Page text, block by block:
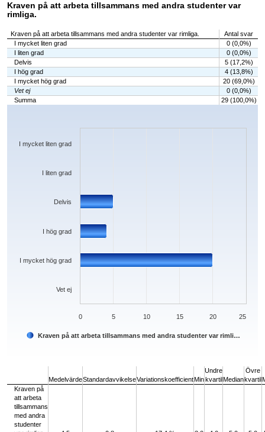
Kraven på att arbeta tillsammans med andra studenter var
rimliga.
Kraven på att arbeta tillsammans med andra studenter var rimliga.
Antal svar
I mycket liten grad
0 (0,0%)
I liten grad
0 (0,0%)
Delvis
5 (17,2%)
I hög grad
4 (13,8%)
I mycket hög grad
20 (69,0%)
Vet ej
0 (0,0%)
Summa
29 (100,0%)
Chart
The chart has 1 X axis displaying categories.
Kraven på att arbeta tillsammans med andra studenter var rimli…
Vet ej
I mycket hög grad
I hög grad
Delvis
I liten grad
I mycket liten grad
0 5 10 15 20 25
MedelvärdeStandardavvikelseVariationskoefficientMin
Undre
kvartilMedian
Övre
kvartil
Kraven på
att arbeta
tillsammans
med andra
studenter